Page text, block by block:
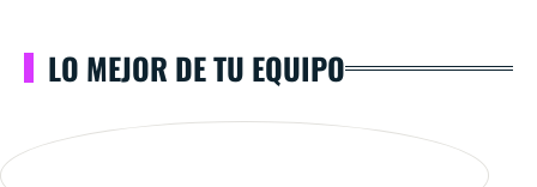
LO MEJOR DE TU EQUIPO